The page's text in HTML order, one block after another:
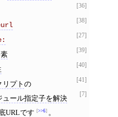
[36]
[38]
[27]
[39]
[40]
[41]
[7]
リプトの
ュール指定子を解決
URLです >>6 。